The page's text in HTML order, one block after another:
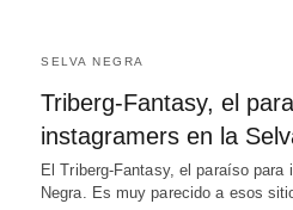
SELVA NEGRA
Triberg-Fantasy, el
instagramers en la
El Triberg-Fantasy, el paraíso
Negra. Es muy parecido a esos